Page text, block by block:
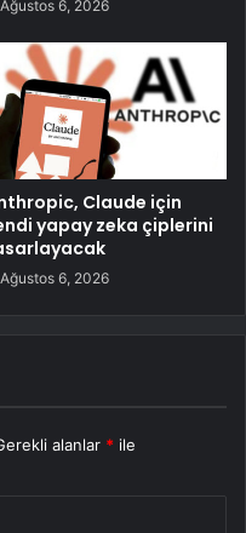
Ağustos 6, 2026
Claude için
yapay zeka çiplerini
Ağustos 6, 2026
alanlar * ile